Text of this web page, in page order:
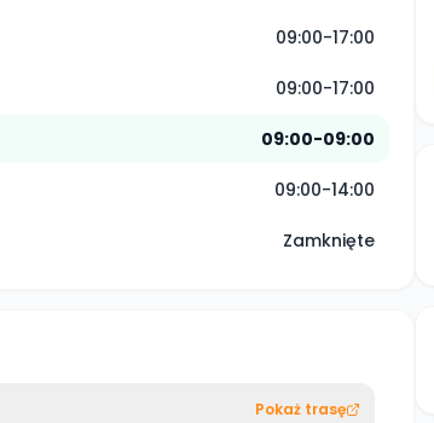
09:00-17:00
09:00-17:00
09:00-09:00
09:00-14:00
Zamknięte
Pokaż trasę